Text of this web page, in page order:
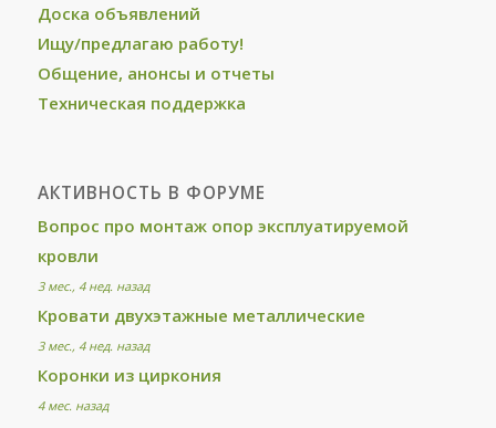
Доска объявлений
Ищу/предлагаю работу!
Общение, анонсы и отчеты
Техническая поддержка
АКТИВНОСТЬ В ФОРУМЕ
Вопрос про монтаж опор эксплуатируемой
кровли
3 мес., 4 нед. назад
Кровати двухэтажные металлические
3 мес., 4 нед. назад
Коронки из циркония
4 мес. назад